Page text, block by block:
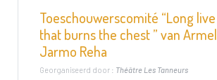
Toeschouwerscomité “Long
that burns the chest ” van
Jarmo Reha
Georganiseerd door : Théâtre Les Tanneurs